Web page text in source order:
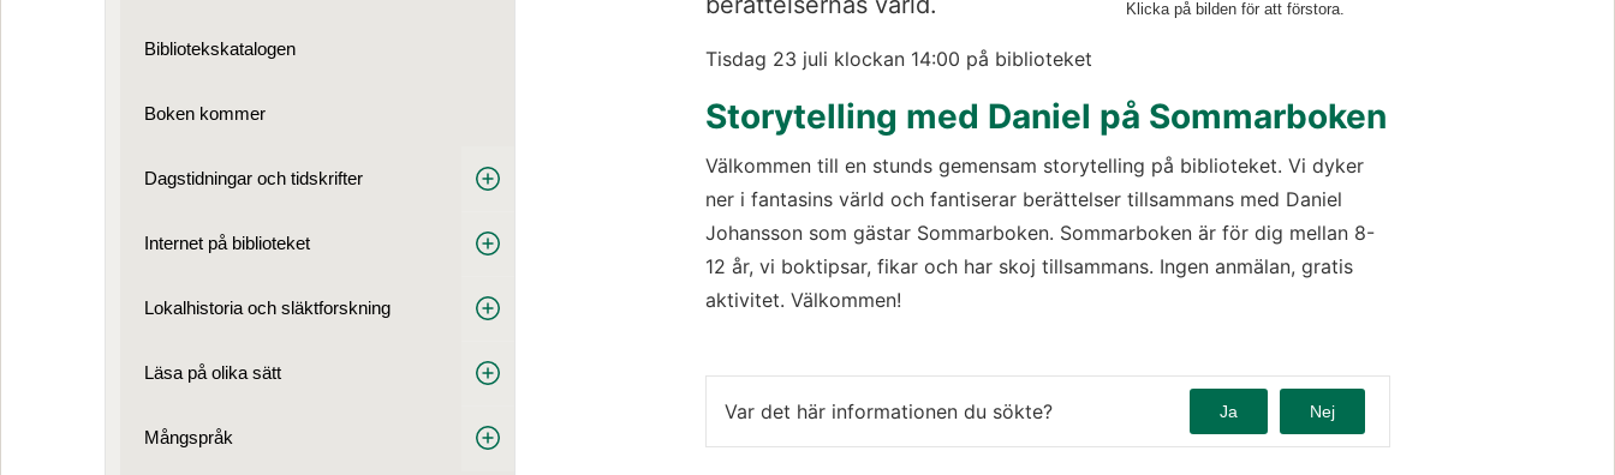
Bibliotekskatalogen
Boken kommer
Dagstidningar och tidskrifter
Internet på biblioteket
Lokalhistoria och släktforskning
Läsa på olika sätt
Mångspråk
Klicka på bilden för att förstora.
Tisdag 23 juli klockan 14:00 på biblioteket
Storytelling med Daniel på Sommarboken
Välkommen till en stunds gemensam storytelling på biblioteket. Vi dyker
ner i fantasins värld och fantiserar berättelser tillsammans med Daniel
Johansson som gästar Sommarboken. Sommarboken är för dig mellan 8-
12 år, vi boktipsar, fikar och har skoj tillsammans. Ingen anmälan, gratis
aktivitet. Välkommen!
Var det här informationen du sökte? Ja Nej